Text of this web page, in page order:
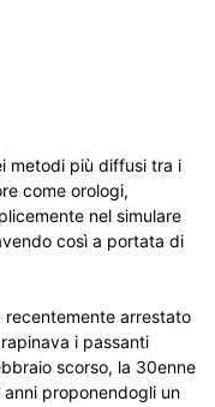
metodi più diffusi tra i
come orologi,
nel simulare
così a portata di
recentemente arrestato
i passanti
scorso, la 30enne
proponendogli un